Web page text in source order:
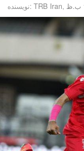
نویسنده:TRB Iran,